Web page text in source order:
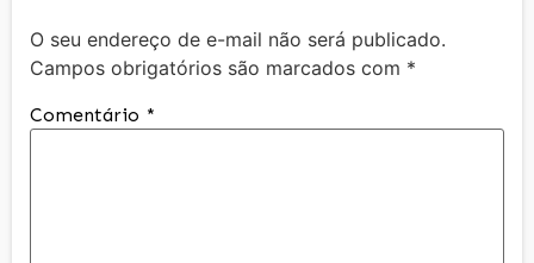
O seu endereço de e-mail não será publicado.
Campos obrigatórios são marcados com *
Comentário *